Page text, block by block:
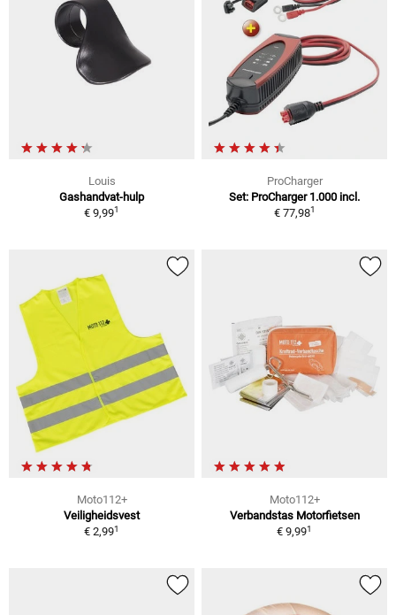
Louis
Gashandvat-hulp
€ 9,991
ProCharger
Set: ProCharger 1.000 incl.
€ 77,981
Moto112+
Veiligheidsvest
€ 2,991
Moto112+
Verbandstas Motorfietsen
€ 9,991